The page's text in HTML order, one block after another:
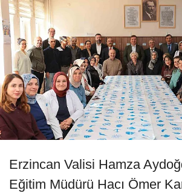
Erzincan Valisi Hamza
Eğitim Müdürü Hacı Ömer